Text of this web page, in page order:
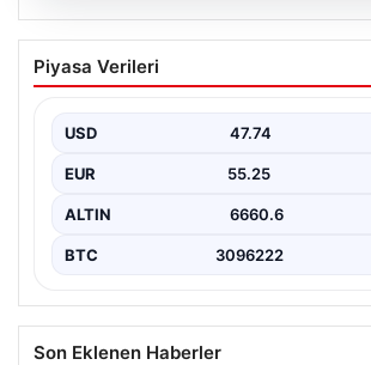
Kelebek sohbet platformu İle
İletişimin Sertifikalı Adresi Ve
İnternet çağında bireylerin güvenli bir
birçok…
Piyasa Verileri
USD 47.74
EUR 55.25
ALTIN 6660.6
BTC 3096222
Son Eklenen Haberler